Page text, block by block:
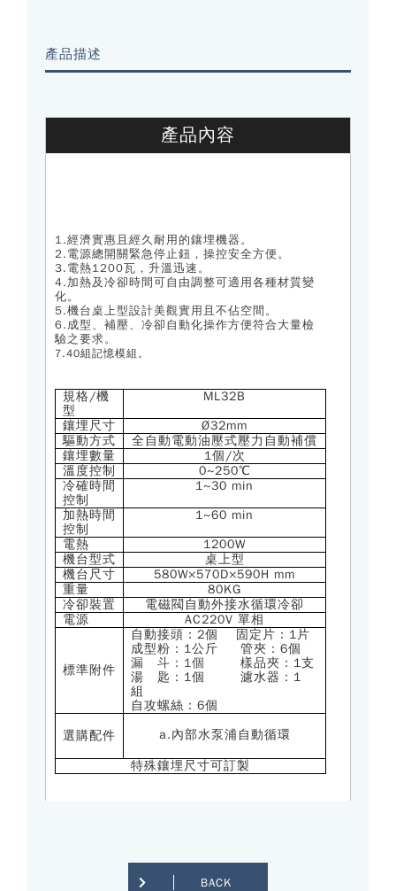
產品描述
產品內容
1.經濟實惠且經久耐用的鑲埋機器。
2.電源總開關緊急停止鈕，操控安全方便。
3.電熱1200瓦，升溫迅速。
4.加熱及冷卻時間可自由調整可適用各種材質變
化。
5.機台桌上型設計美觀實用且不佔空間。
6.成型、補壓、冷卻自動化操作方便符合大量檢
驗之要求。
7.40組記憶模組。
規格/機
型
ML32B
鑲埋尺寸
Ø32mm
驅動方式
全自動電動油壓式壓力自動補償
鑲埋數量
1個/次
溫度控制
0~250℃
冷確時間
控制
1~30 min
加熱時間
控制
1~60 min
電熱
1200W
機台型式
桌上型
機台尺寸
580W×570D×590H mm
重量
80KG
冷卻裝置
電磁閥自動外接水循環冷卻
電源
AC220V 單相
標準附件
自動接頭：2個 固定片：1片
成型粉：1公斤 管夾：6個
漏 斗： 1個 樣品夾： 1支
湯 匙：1個 濾水器：1
組
自攻螺絲：6個
選購配件
a.內部水泵浦自動循環
特殊鑲埋尺寸可訂製
BACK